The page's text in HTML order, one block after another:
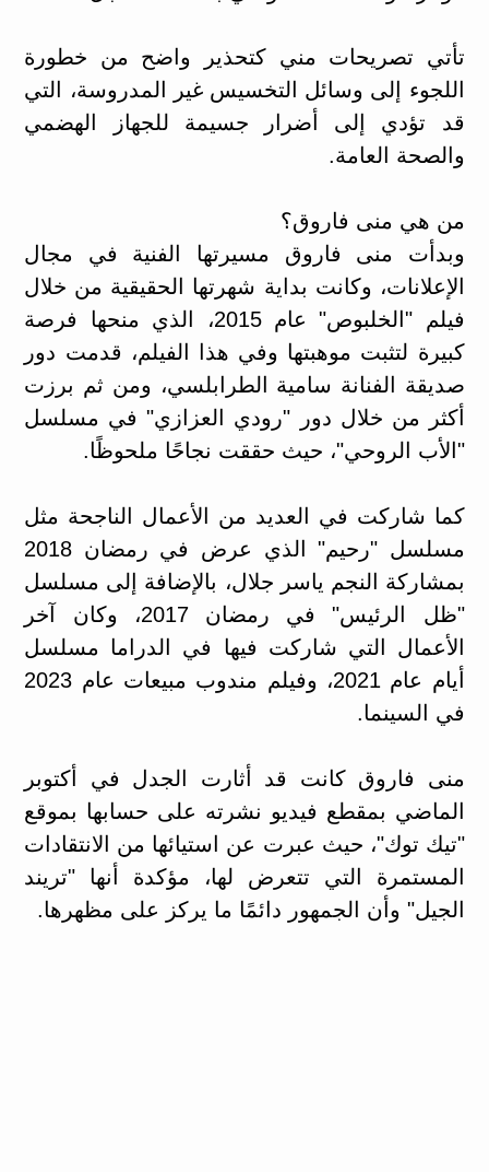
تأتي تصريحات مني كتحذير واضح من خطورة
اللجوء إلى وسائل التخسيس غير المدروسة، التي
قد تؤدي إلى أضرار جسيمة للجهاز الهضمي
والصحة العامة.
من هي منى فاروق؟
وبدأت منى فاروق مسيرتها الفنية في مجال
الإعلانات، وكانت بداية شهرتها الحقيقية من خلال
فيلم "الخلبوص" عام 2015، الذي منحها فرصة
كبيرة لتثبت موهبتها وفي هذا الفيلم، قدمت دور
صديقة الفنانة سامية الطرابلسي، ومن ثم برزت
أكثر من خلال دور "رودي العزازي" في مسلسل
"الأب الروحي"، حيث حققت نجاحًا ملحوظًا.
كما شاركت في العديد من الأعمال الناجحة مثل
مسلسل "رحيم" الذي عرض في رمضان 2018
بمشاركة النجم ياسر جلال، بالإضافة إلى مسلسل
"ظل الرئيس" في رمضان 2017، وكان آخر
الأعمال التي شاركت فيها في الدراما مسلسل
أيام عام 2021، وفيلم مندوب مبيعات عام 2023
في السينما.
منى فاروق كانت قد أثارت الجدل في أكتوبر
الماضي بمقطع فيديو نشرته على حسابها بموقع
"تيك توك"، حيث عبرت عن استيائها من الانتقادات
المستمرة التي تتعرض لها، مؤكدة أنها "تريند
الجيل" وأن الجمهور دائمًا ما يركز على مظهرها.